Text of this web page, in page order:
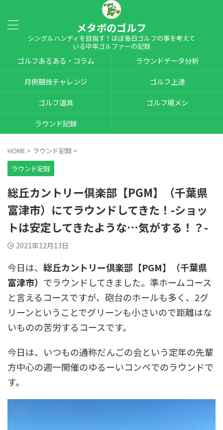
メタボのゴルフ
シングルハンディを目指す！ほぼ毎日ゴルフの事を考えて
いる中年ゴルファーの記録
ゴルフあるある・コラム
ラウンドデータ分析
月例競技チャレンジ
ゴルフ上達
ゴルフ道具
ゴルフ場メシ
ラウンド記録
HOME > ラウンド記録 >
ラウンド記録
総丘カントリー倶楽部【PGM】（千葉県
富津市）にてラウンドしてきた！-ショッ
トは安定してきたような…気がする！？-
2021年12月13日
今日は、 総丘カントリー倶楽部【PGM】（千葉県
富津市） でラウンドしてきました。準ホームコース
と言えるコースですが、砲台のホールも多く、2グ
リーンということでグリーンも小さいので距離はな
いものの苦労するコースです。
今日は、いつもの通称だんごの会という定年の先輩
方中心の週一開催のゆるーいコンペでのラウンドで
す。